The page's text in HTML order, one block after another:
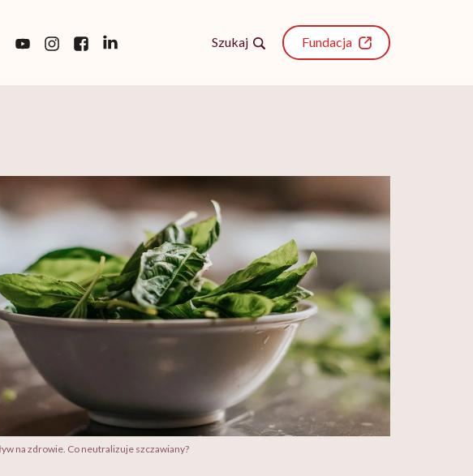
Szukaj Fundacja
na zdrowie. Co neutralizuje szczawiany?